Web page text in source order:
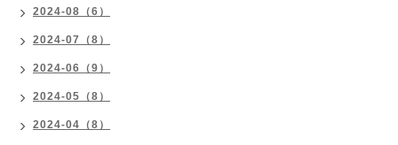
2024-08（6）
2024-07（8）
2024-06（9）
2024-05（8）
2024-04（8）